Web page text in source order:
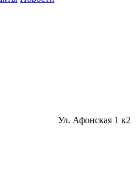
Ул. Афонская 1 к2